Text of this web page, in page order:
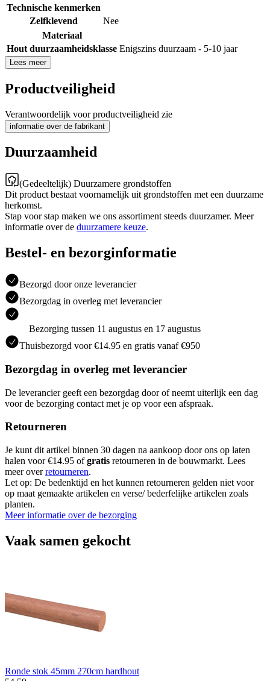
Technische kenmerken
Zelfklevend
Nee
Materiaal
Hout duurzaamheidsklasse Enigszins duurzaam - 5-10 jaar
Lees meer
Productveiligheid
Verantwoordelijk voor productveiligheid zie
informatie over de fabrikant
Duurzaamheid
(Gedeeltelijk) Duurzamere grondstoffen
Dit product bestaat voornamelijk uit grondstoffen met een duurzame
herkomst.
Stap voor stap maken we ons assortiment steeds duurzamer. Meer
informatie over de duurzamere keuze.
Bestel- en bezorginformatie
Bezorgd door onze leverancier
Bezorgdag in overleg met leverancier
Bezorging tussen 11 augustus en 17 augustus
Thuisbezorgd voor €14.95 en gratis vanaf €950
Bezorgdag in overleg met leverancier
De leverancier geeft een bezorgdag door of neemt uiterlijk een dag
voor de bezorging contact met je op voor een afspraak.
Retourneren
Je kunt dit artikel binnen 30 dagen na aankoop door ons op laten
halen voor €14.95 ofgratis retourneren in de bouwmarkt. Lees
meer overretourneren.
Let op: De bedenktijd en het kunnen retourneren gelden niet voor
op maat gemaakte artikelen en verse/ bederfelijke artikelen zoals
planten.
Meer informatie over de bezorging
Vaak samen gekocht
Ronde stok 45mm 270cm hardhout